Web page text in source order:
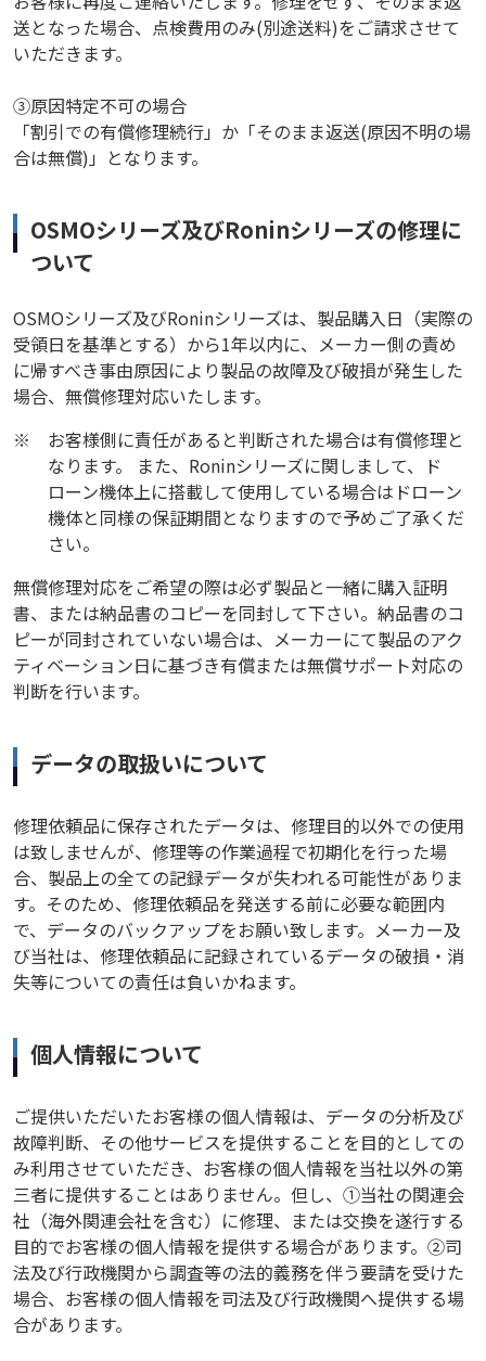
送となった場合、点検費用のみ(別途送料)をご請求させて
いただきます。
③原因特定不可の場合
「割引での有償修理続行」か「そのまま返送(原因不明の場
合は無償)」となります。
OSMOシリーズ及びRoninシリーズの修理に
ついて
OSMOシリーズ及びRoninシリーズは、製品購入日（実際の
受領日を基準とする）から1年以内に、メーカー側の責め
に帰すべき事由原因により製品の故障及び破損が発生した
場合、無償修理対応いたします。
※
お客様側に責任があると判断された場合は有償修理と
なります。 また、Roninシリーズに関しまして、ド
ローン機体上に搭載して使用している場合はドローン
機体と同様の保証期間となりますので予めご了承くだ
さい。
無償修理対応をご希望の際は必ず製品と一緒に購入証明
書、または納品書のコピーを同封して下さい。納品書のコ
ピーが同封されていない場合は、メーカーにて製品のアク
ティベーション日に基づき有償または無償サポート対応の
判断を行います。
データの取扱いについて
修理依頼品に保存されたデータは、修理目的以外での使用
は致しませんが、修理等の作業過程で初期化を行った場
合、製品上の全ての記録データが失われる可能性がありま
す。そのため、修理依頼品を発送する前に必要な範囲内
で、データのバックアップをお願い致します。メーカー及
び当社は、修理依頼品に記録されているデータの破損・消
失等についての責任は負いかねます。
個人情報について
ご提供いただいたお客様の個人情報は、データの分析及び
故障判断、その他サービスを提供することを目的としての
み利用させていただき、お客様の個人情報を当社以外の第
三者に提供することはありません。但し、①当社の関連会
社（海外関連会社を含む）に修理、または交換を遂行する
目的でお客様の個人情報を提供する場合があります。②司
法及び行政機関から調査等の法的義務を伴う要請を受けた
場合、お客様の個人情報を司法及び行政機関へ提供する場
合があります。